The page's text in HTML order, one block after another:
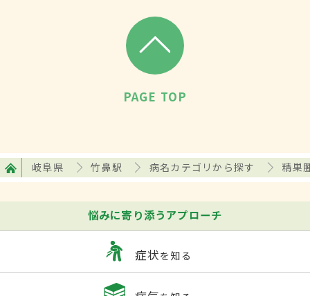
PAGE TOP
岐阜県 竹鼻駅 病名カテゴリから探す 精巣
悩みに寄り添うアプローチ
症状を知る